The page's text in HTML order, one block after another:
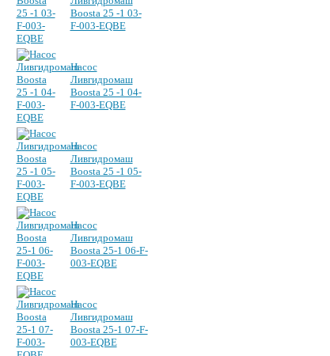
Boosta 25 -1 03-
F-003-EQBE
Насос
Ливгидромаш
Boosta 25 -1 04-
F-003-EQBE
Насос
Ливгидромаш
Boosta 25 -1 05-
F-003-EQBE
Насос
Ливгидромаш
Boosta 25-1 06-F-
003-EQBE
Насос
Ливгидромаш
Boosta 25-1 07-F-
003-EQBE